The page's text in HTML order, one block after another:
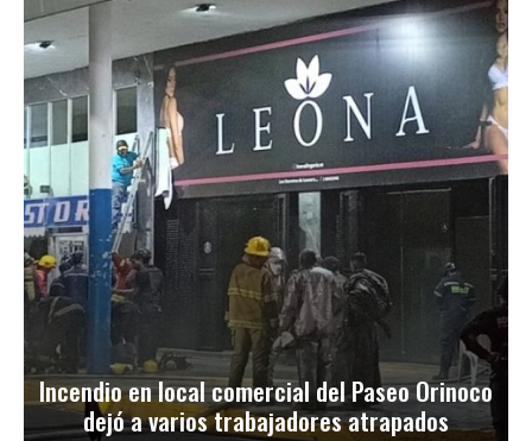
Incendio en local comercial del Paseo Orinoco
dejó a varios trabajadores atrapados